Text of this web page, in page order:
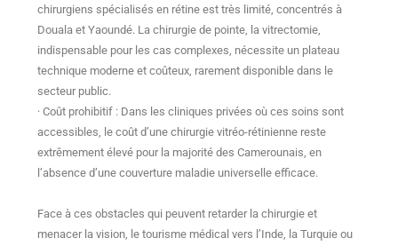
chirurgiens spécialisés en rétine est très limité, concentrés à
Douala et Yaoundé. La chirurgie de pointe, la vitrectomie,
indispensable pour les cas complexes, nécessite un plateau
technique moderne et coûteux, rarement disponible dans le
secteur public.
· Coût prohibitif : Dans les cliniques privées où ces soins sont
accessibles, le coût d’une chirurgie vitréo-rétinienne reste
extrêmement élevé pour la majorité des Camerounais, en
l’absence d’une couverture maladie universelle efficace.
Face à ces obstacles qui peuvent retarder la chirurgie et
menacer la vision, le tourisme médical vers l’Inde, la Turquie ou